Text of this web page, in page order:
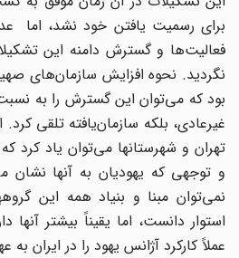
برای رسمیت یافتن خود نشد، اما
فعالیت‌ها و گسترش دامنه این
نگردید. نحوه افزایش سازمان‌های
بود که می‌توان این گسترش را به نسبت
غیرعادی، بلکه سازمان‌یافته تلقی کرد.
تهران و شهرستانها می‌توان یاد کرد که
و توجهی که یهودیان به آنها نشان
نمی‌توان مبنا و بنیاد همه این
استوار دانست، اما یقیناً بیشتر آنها
عملاً کارکرد آژانس یهود را در ایران به